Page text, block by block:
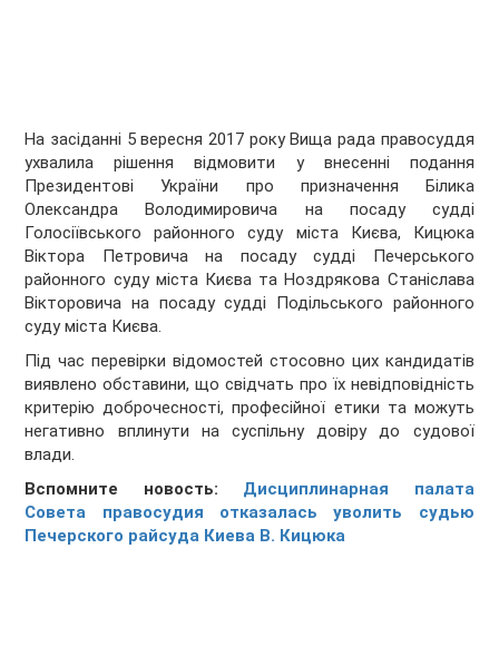
На засіданні 5 вересня 2017 року Вища рада правосуддя
ухвалила рішення відмовити у внесенні подання
Президентові України про призначення Білика
Олександра Володимировича на посаду судді
Голосіївського районного суду міста Києва, Кицюка
Віктора Петровича на посаду судді Печерського
районного суду міста Києва та Ноздрякова Станіслава
Вікторовича на посаду судді Подільського районного
суду міста Києва.
Під час перевірки відомостей стосовно цих кандидатів
виявлено обставини, що свідчать про їх невідповідність
критерію доброчесності, професійної етики та можуть
негативно вплинути на суспільну довіру до судової
влади.
Вспомните новость: Дисциплинарная палата
Совета правосудия отказалась уволить судью
Печерского райсуда Киева В. Кицюка